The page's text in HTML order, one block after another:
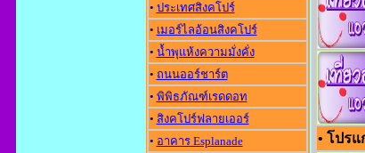
• ประเทศสิงคโปร์
• เมอร์ไลอ้อนสิงคโปร์
• น้ำพุแห้งความมั่งคั่ง
• ถนนออร์ชาร์ต
• พิพิธภัณฑ์เรดดอท
• สิงคโปร์ฟลายเออร์
• อาคาร Esplanade
• โปร